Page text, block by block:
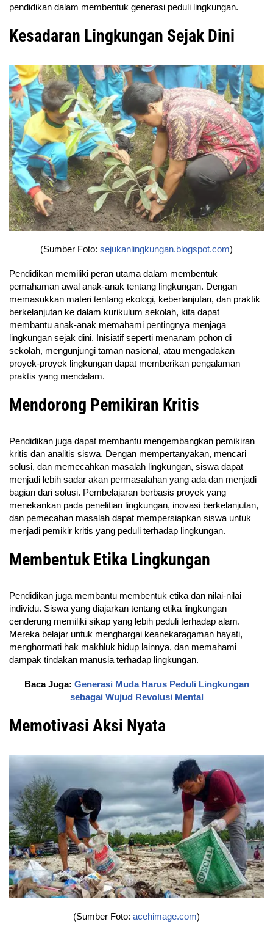
pendidikan dalam membentuk generasi peduli lingkungan.
Kesadaran Lingkungan Sejak Dini
(Sumber Foto: sejukanlingkungan.blogspot.com)
Pendidikan memiliki peran utama dalam membentuk
pemahaman awal anak-anak tentang lingkungan. Dengan
memasukkan materi tentang ekologi, keberlanjutan, dan praktik
berkelanjutan ke dalam kurikulum sekolah, kita dapat
membantu anak-anak memahami pentingnya menjaga
lingkungan sejak dini. Inisiatif seperti menanam pohon di
sekolah, mengunjungi taman nasional, atau mengadakan
proyek-proyek lingkungan dapat memberikan pengalaman
praktis yang mendalam.
Mendorong Pemikiran Kritis
Pendidikan juga dapat membantu mengembangkan pemikiran
kritis dan analitis siswa. Dengan mempertanyakan, mencari
solusi, dan memecahkan masalah lingkungan, siswa dapat
menjadi lebih sadar akan permasalahan yang ada dan menjadi
bagian dari solusi. Pembelajaran berbasis proyek yang
menekankan pada penelitian lingkungan, inovasi berkelanjutan,
dan pemecahan masalah dapat mempersiapkan siswa untuk
menjadi pemikir kritis yang peduli terhadap lingkungan.
Membentuk Etika Lingkungan
Pendidikan juga membantu membentuk etika dan nilai-nilai
individu. Siswa yang diajarkan tentang etika lingkungan
cenderung memiliki sikap yang lebih peduli terhadap alam.
Mereka belajar untuk menghargai keanekaragaman hayati,
menghormati hak makhluk hidup lainnya, dan memahami
dampak tindakan manusia terhadap lingkungan.
Baca Juga: Generasi Muda Harus Peduli Lingkungan
sebagai Wujud Revolusi Mental
Memotivasi Aksi Nyata
(Sumber Foto: acehimage.com)